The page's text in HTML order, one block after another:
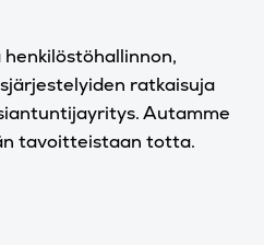
ratkaisuja
Autamme
tavoitteistaan totta.